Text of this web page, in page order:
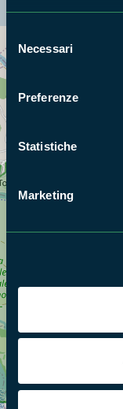
del
consenso
Necessari
Preferenze
Statistiche
Marketing